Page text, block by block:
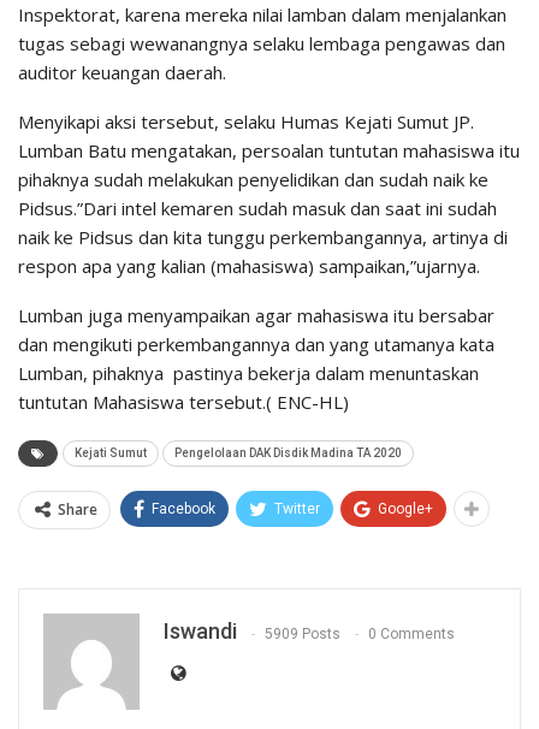
Inspektorat, karena mereka nilai lamban dalam menjalankan
tugas sebagi wewanangnya selaku lembaga pengawas dan
auditor keuangan daerah.
Menyikapi aksi tersebut, selaku Humas Kejati Sumut JP.
Lumban Batu mengatakan, persoalan tuntutan mahasiswa itu
pihaknya sudah melakukan penyelidikan dan sudah naik ke
Pidsus.”Dari intel kemaren sudah masuk dan saat ini sudah
naik ke Pidsus dan kita tunggu perkembangannya, artinya di
respon apa yang kalian (mahasiswa) sampaikan,”ujarnya.
Lumban juga menyampaikan agar mahasiswa itu bersabar
dan mengikuti perkembangannya dan yang utamanya kata
Lumban, pihaknya pastinya bekerja dalam menuntaskan
tuntutan Mahasiswa tersebut.( ENC-HL)
Kejati Sumut Pengelolaan DAK Disdik Madina TA 2020
Share Facebook Twitter Google+
Iswandi 5909 Posts 0 Comments